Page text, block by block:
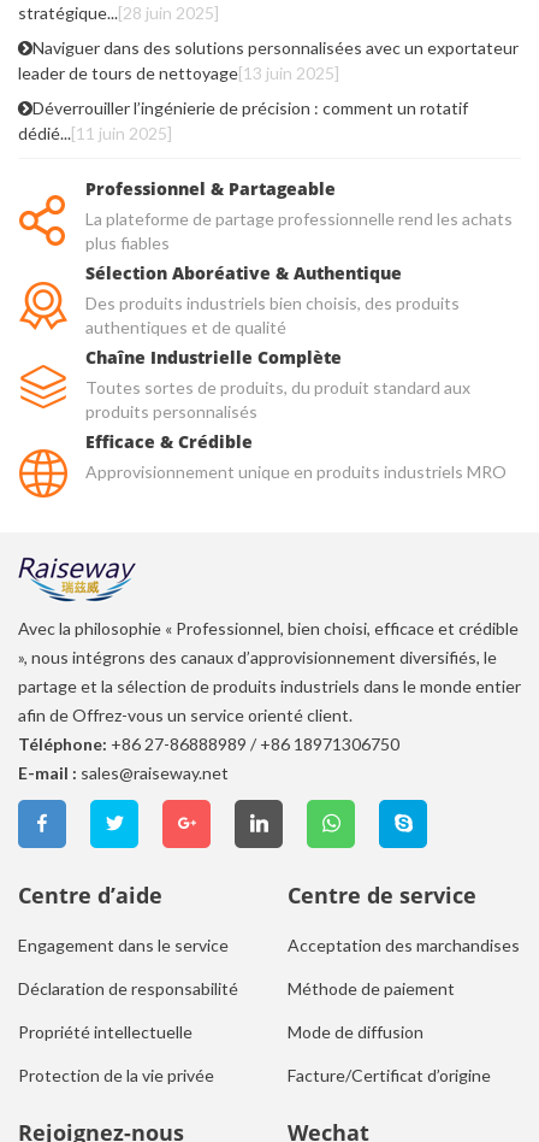
stratégique...[28 juin 2025]
Naviguer dans des solutions personnalisées avec un exportateur
leader de tours de nettoyage[13 juin 2025]
Déverrouiller l’ingénierie de précision : comment un rotatif
dédié...[11 juin 2025]
Professionnel & Partageable
La plateforme de partage professionnelle rend les achats
plus fiables
Sélection Aboréative & Authentique
Des produits industriels bien choisis, des produits
authentiques et de qualité
Chaîne Industrielle Complète
Toutes sortes de produits, du produit standard aux
produits personnalisés
Efficace & Crédible
Approvisionnement unique en produits industriels MRO
Avec la philosophie « Professionnel, bien choisi, efficace et crédible
», nous intégrons des canaux d’approvisionnement diversifiés, le
partage et la sélection de produits industriels dans le monde entier
afin de Offrez-vous un service orienté client.
Téléphone: +86 27-86888989 / +86 18971306750
E-mail : sales@raiseway.net
Centre d’aide
Engagement dans le service
Déclaration de responsabilité
Propriété intellectuelle
Protection de la vie privée
Centre de service
Acceptation des marchandises
Méthode de paiement
Mode de diffusion
Facture/Certificat d’origine
Rejoignez-nous Wechat